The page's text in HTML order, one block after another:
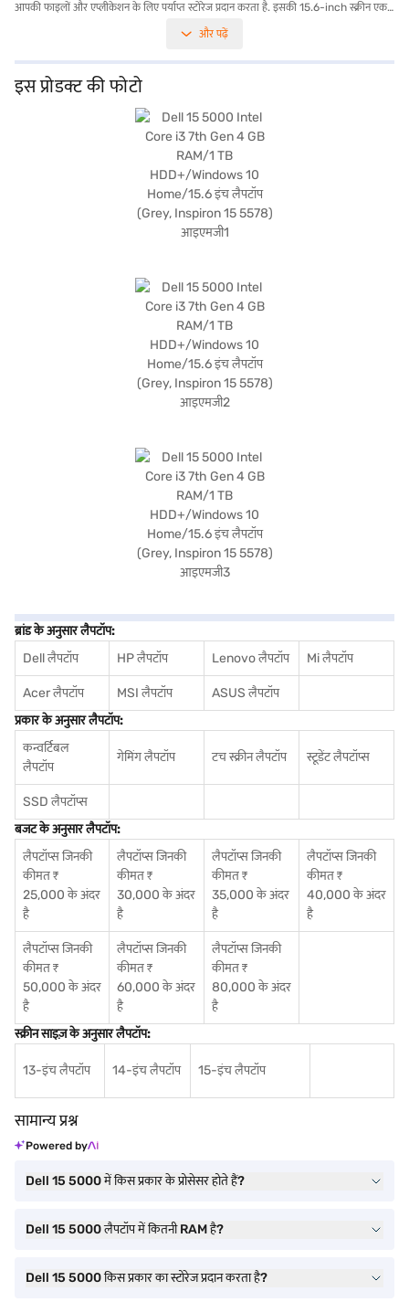
आपकी फाइलों और एप्लीकेशन के लिए पर्याप्त स्टोरेज प्रदान करता है. इसकी 15.6-inch स्क्रीन एक
स्ट्रीमिंग कर रहे हों. 1.2 किलोग्राम या उससे कम वजन, इसे ले जाना आसान है, जिससे यह on-the-
यूज़र-फ्रेंडली ऑपरेटिंग सिस्टम मिलता है. Inspiron 15 5578 उन छात्रों और प्रोफेशनलों के लिए
उपयुक्त है जो पोर्टेबिलिटी और फंक्शनालिटी के बीच संतुलन चाहते हैं. यह लैपटॉप टैबलेट की सुविधा
और लैपटॉप की कार्यक्षमता प्रदान करता है. यह रिस्पॉन्सिव टचस्क्रीन से लैस है, जो नेविगेशन को सहज
और कुशल बनाता है. खरीदारी करने के लिए बजाज फाइनेंस पर विकल्पों के बारे में जानें या पार्टनर स्टोर
पर जाएं और Easy EMIs का लाभ उठाएं.
और पढ़ें
इस प्रोडक्ट की फोटो
ब्रांड के अनुसार लैपटॉप:
Dell लैपटॉप
HP लैपटॉप Lenovo लैपटॉप Mi लैपटॉप
Acer लैपटॉप MSI लैपटॉप
ASUS लैपटॉप
प्रकार के अनुसार लैपटॉप:
कन्वर्टिबल
लैपटॉप
गेमिंग लैपटॉप टच स्क्रीन लैपटॉप स्टूडेंट लैपटॉप्स
SSD लैपटॉप्स
बजट के अनुसार लैपटॉप:
लैपटॉप्स जिनकी
कीमत ₹
25,000 के अंदर
है
लैपटॉप्स जिनकी
कीमत ₹
30,000 के अंदर
है
लैपटॉप्स जिनकी
कीमत ₹
35,000 के अंदर
है
लैपटॉप्स जिनकी
कीमत ₹
40,000 के अंदर
है
लैपटॉप्स जिनकी
कीमत ₹
50,000 के अंदर
है
लैपटॉप्स जिनकी
कीमत ₹
60,000 के अंदर
है
लैपटॉप्स जिनकी
कीमत ₹
80,000 के अंदर
है
स्क्रीन साइज़ के अनुसार लैपटॉप:
13-इंच लैपटॉप 14-इंच लैपटॉप 15-इंच लैपटॉप
सामान्य प्रश्न
Powered by
Dell 15 5000 में किस प्रकार के प्रोसेसर होते हैं?
Dell 15 5000 लैपटॉप में कितनी RAM है?
Dell 15 5000 किस प्रकार का स्टोरेज प्रदान करता है?